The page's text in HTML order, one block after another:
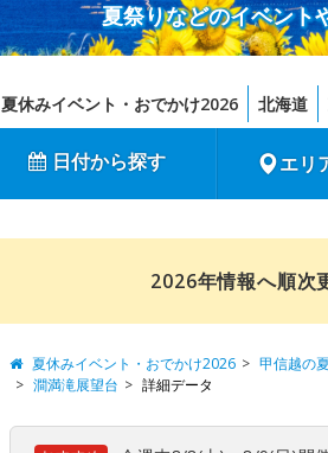
夏祭りなどのイベント
夏休みイベント・おでかけ2026 北海道
日付から探す エリ
2026年情報へ順次
夏休みイベント・おでかけ2026 甲信越の
澗満滝展望台
詳細データ